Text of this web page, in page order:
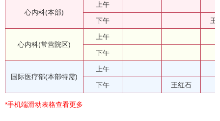
心内科(本部)
上午
下午 王
心内科(常营院区)
上午
下午
国际医疗部(本部特需)
上午
下午 王红石
*手机端滑动表格查看更多